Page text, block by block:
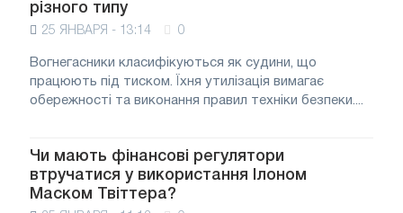
різного типу
25 ЯНВАРЯ - 13:14 0
Вогнегасники класифікуються як судини, що
працюють під тиском. Їхня утилізація вимагає
обережності та виконання правил техніки безпеки....
Чи мають фінансові регулятори
втручатися у використання Ілоном
Маском Твіттера?